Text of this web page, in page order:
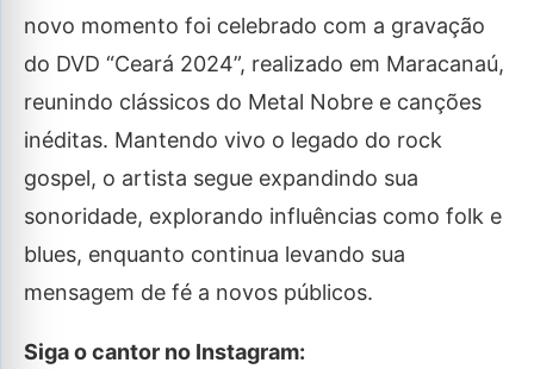
novo momento foi celebrado com a gravação
do DVD “Ceará 2024”, realizado em Maracanaú,
reunindo clássicos do Metal Nobre e canções
inéditas. Mantendo vivo o legado do rock
gospel, o artista segue expandindo sua
sonoridade, explorando influências como folk e
blues, enquanto continua levando sua
mensagem de fé a novos públicos.
Siga o cantor no Instagram: